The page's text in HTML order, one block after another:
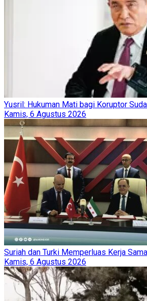
Yusril: Hukuman Mati bagi Koruptor
Kamis, 6 Agustus 2026
Suriah dan Turki Memperluas Kerja
Kamis, 6 Agustus 2026